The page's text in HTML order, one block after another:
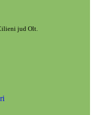
jud Olt.